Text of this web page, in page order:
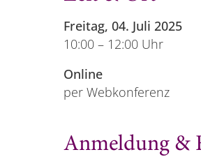
Freitag, 04. Juli 2025
10:00 – 12:00 Uhr
Online
per Webkonferenz
Anmeldung &